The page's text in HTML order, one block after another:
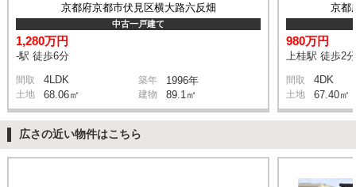
京都府京都市伏見区横大路六反畑
中古一戸建て
1,280万円
-駅 徒歩6分
間取 4LDK 築年 1996年
土地 68.06㎡ 建物 89.1㎡
京都
980万円
上桂駅 徒歩2分
間取 4DK
土地 67.40㎡
広さの近い物件はこちら